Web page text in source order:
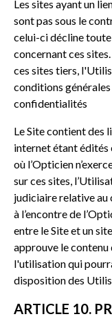
Les sites ayant un
sont pas sous le
celui-ci décline
concernant ces
ces sites tiers,
conditions
confidentialités
Le Site contient des
internet étant édités
où l’Opticien
sur ces sites,
judiciaire relative au
à l’encontre de
entre le Site et un
approuve le
l'utilisation qui
disposition des
ARTICLE 10.